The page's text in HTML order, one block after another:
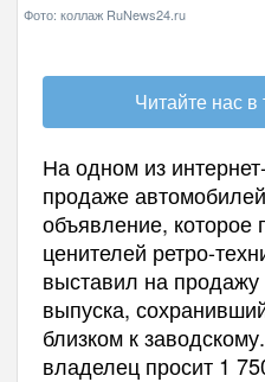
Фото: коллаж RuNews24.ru
Читайте нас в
На одном из
продаже
объявление,
ценителей ретро-
выставил на
выпуска,
близком к
владелец просит 1